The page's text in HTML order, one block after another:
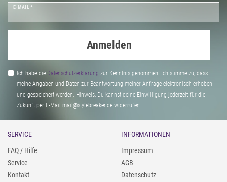
E-MAIL *
Anmelden
Ich habe die Daten­schutz­erklärung zur Kenntnis genommen. Ich stimme zu, dass
meine Angaben und Daten zur Beantwortung meiner Anfrage elektronisch erhoben
und gespeichert werden. Hinweis: Du kannst deine Einwilligung jederzeit für die
Zukunft per E-Mail mail@stylebreaker.de widerrufen
SERVICE
FAQ / Hilfe
Service
Kontakt
INFORMATIONEN
Impressum
AGB
Datenschutz